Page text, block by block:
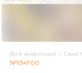
Все животные ›
№134700